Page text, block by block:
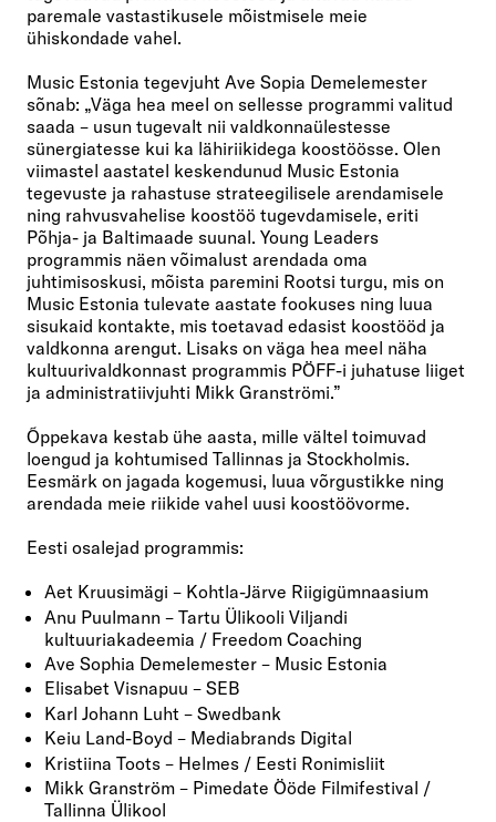
paremale vastastikusele mõistmisele meie
ühiskondade vahel.
Music Estonia tegevjuht Ave Sopia Demelemester
sõnab: „Väga hea meel on sellesse programmi valitud
saada – usun tugevalt nii valdkonnaülestesse
sünergiatesse kui ka lähiriikidega koostöösse. Olen
viimastel aastatel keskendunud Music Estonia
tegevuste ja rahastuse strateegilisele arendamisele
ning rahvusvahelise koostöö tugevdamisele, eriti
Põhja- ja Baltimaade suunal. Young Leaders
programmis näen võimalust arendada oma
juhtimisoskusi, mõista paremini Rootsi turgu, mis on
Music Estonia tulevate aastate fookuses ning luua
sisukaid kontakte, mis toetavad edasist koostööd ja
valdkonna arengut. Lisaks on väga hea meel näha
kultuurivaldkonnast programmis PÖFF-i juhatuse liiget
ja administratiivjuhti Mikk Granströmi.”
Õppekava kestab ühe aasta, mille vältel toimuvad
loengud ja kohtumised Tallinnas ja Stockholmis.
Eesmärk on jagada kogemusi, luua võrgustikke ning
arendada meie riikide vahel uusi koostöövorme.
Eesti osalejad programmis:
Aet Kruusimägi – Kohtla-Järve Riigigümnaasium
Anu Puulmann – Tartu Ülikooli Viljandi
kultuuriakadeemia / Freedom Coaching
Ave Sophia Demelemester – Music Estonia
Elisabet Visnapuu – SEB
Karl Johann Luht – Swedbank
Keiu Land-Boyd – Mediabrands Digital
Kristiina Toots – Helmes / Eesti Ronimisliit
Mikk Granström – Pimedate Ööde Filmifestival /
Tallinna Ülikool